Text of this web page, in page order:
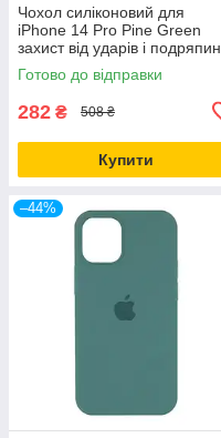
Чохол силіконовий для
iPhone 14 Pro Pine Green
захист від ударів і подряпин
повнорозмірний
Готово до відправки
282 ₴ 508 ₴
Купити
–44%